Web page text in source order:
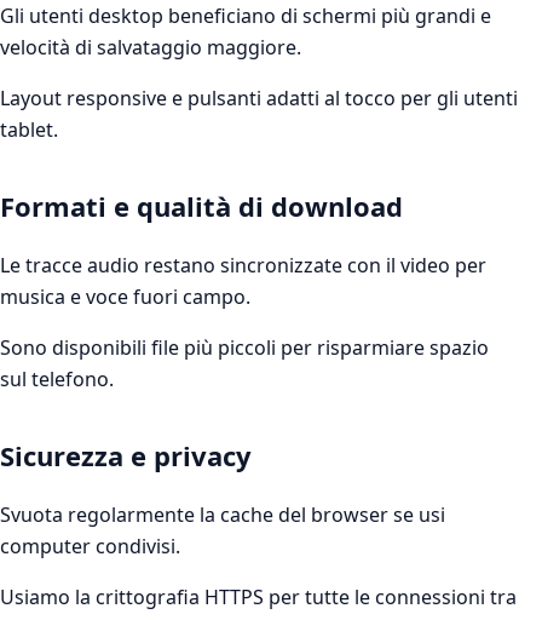
Gli utenti desktop beneficiano di schermi più grandi e
velocità di salvataggio maggiore.
Layout responsive e pulsanti adatti al tocco per gli utenti
tablet.
Formati e qualità di download
Le tracce audio restano sincronizzate con il video per
musica e voce fuori campo.
Sono disponibili file più piccoli per risparmiare spazio
sul telefono.
Sicurezza e privacy
Svuota regolarmente la cache del browser se usi
computer condivisi.
Usiamo la crittografia HTTPS per tutte le connessioni tra